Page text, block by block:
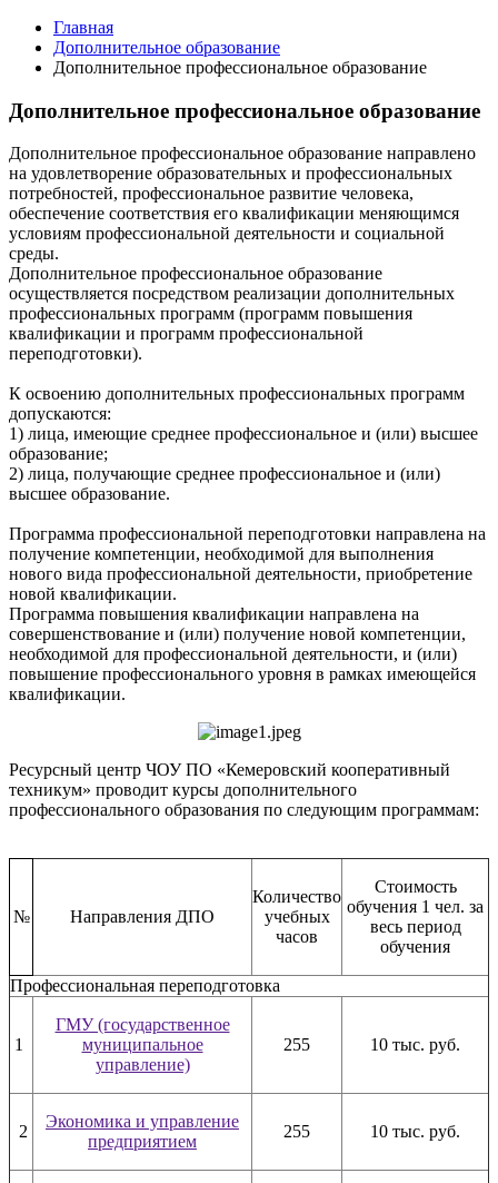
Главная
Дополнительное образование
Дополнительное профессиональное образование
Дополнительное профессиональное образование
Дополнительное профессиональное образование направлено
на удовлетворение образовательных и профессиональных
потребностей, профессиональное развитие человека,
обеспечение соответствия его квалификации меняющимся
условиям профессиональной деятельности и социальной
среды.
Дополнительное профессиональное образование
осуществляется посредством реализации дополнительных
профессиональных программ (программ повышения
квалификации и программ профессиональной
переподготовки).
К освоению дополнительных профессиональных программ
допускаются:
1) лица, имеющие среднее профессиональное и (или) высшее
образование;
2) лица, получающие среднее профессиональное и (или)
высшее образование.
Программа профессиональной переподготовки направлена на
получение компетенции, необходимой для выполнения
нового вида профессиональной деятельности, приобретение
новой квалификации.
Программа повышения квалификации направлена на
совершенствование и (или) получение новой компетенции,
необходимой для профессиональной деятельности, и (или)
повышение профессионального уровня в рамках имеющейся
квалификации.
Ресурсный центр ЧОУ ПО «Кемеровский кооперативный
техникум» проводит курсы дополнительного
профессионального образования по следующим программам:
№ Направления ДПО
Количество
учебных
часов
Стоимость
обучения 1 чел. за
весь период
обучения
Профессиональная переподготовка
1
ГМУ (государственное
муниципальное
управление)
255 10 тыс. руб.
2
Экономика и управление
предприятием
255 10 тыс. руб.